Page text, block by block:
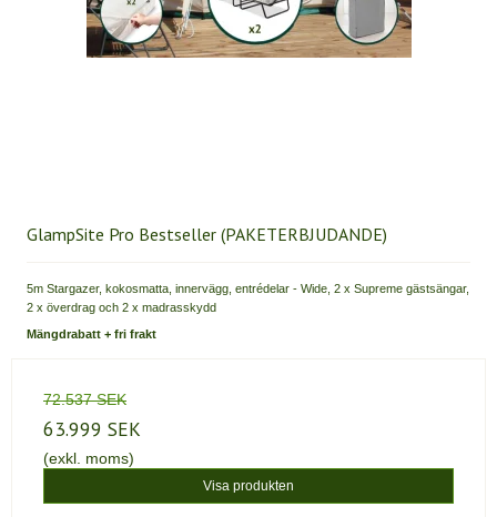
GlampSite Pro Bestseller (PAKETERBJUDANDE)
5m Stargazer, kokosmatta, innervägg, entrédelar - Wide, 2 x Supreme gästsängar,
2 x överdrag och 2 x madrasskydd
Mängdrabatt + fri frakt
72.537 SEK
63.999 SEK
(exkl. moms)
Visa produkten